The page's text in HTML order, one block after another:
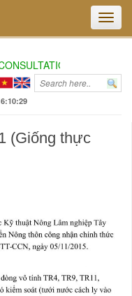
Toggle
(Giống thực